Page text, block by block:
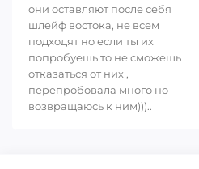
они оставляют после себя
шлейф востока, не всем
подходят но если ты их
попробуешь то не сможешь
отказаться от них ,
перепробовала много но
возвращаюсь к ним)))..